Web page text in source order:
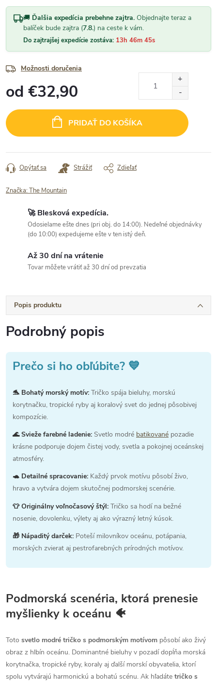
🚚 Ďalšia expedícia prebehne zajtra. Objednajte teraz a
balíček bude zajtra (7.8.) na ceste k vám.
Do zajtrajšej expedície zostáva: 13h 46m 44s
Možnosti doručenia
od €32,90
cena:
PRIDAŤ DO KOŠÍKA
Opýtať sa Strážiť Zdieľať
Značka:The Mountain
🚀 Blesková expedícia.
Odosielame ešte dnes (pri obj. do 14:00). Nedeľné objednávky
(do 10:00) expedujeme ešte v ten istý deň.
Až 30 dní na vrátenie
Tovar môžete vrátiť až 30 dní od prevzatia
Popis produktu
Podrobný popis
Prečo si ho obľúbite? 💙
🐬 Bohatý morský motív: Tričko spája bieluhy, morskú
korytnačku, tropické ryby aj koralový svet do jednej pôsobivej
kompozície.
🌊 Svieže farebné ladenie: Svetlo modré batikované pozadie
krásne podporuje dojem čistej vody, svetla a pokojnej oceánskej
atmosféry.
🐢 Detailné spracovanie: Každý prvok motívu pôsobí živo,
hravo a vytvára dojem skutočnej podmorskej scenérie.
👕 Originálny voľnočasový štýl: Tričko sa hodí na bežné
nosenie, dovolenku, výlety aj ako výrazný letný kúsok.
🎁 Nápaditý darček: Poteší milovníkov oceánu, potápania,
morských zvierat aj pestrofarebných prírodných motívov.
Podmorská scenéria, ktorá prenesie
myšlienky k oceánu 🐠
Toto svetlo modré tričko s podmorským motívom pôsobí ako živý
obraz z hlbín oceánu. Dominantné bieluhy v pozadí dopĺňa morská
korytnačka, tropické ryby, koraly aj ďalší morskí obyvatelia, ktorí
spolu vytvárajú harmonickú a bohatú scénu. Ak hľadáte tričko s